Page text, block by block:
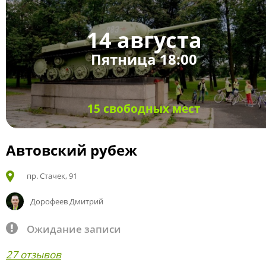
14 августа
Пятница 18:00
15 свободных мест
Автовский рубеж
пр. Стачек, 91
Дорофеев Дмитрий
Ожидание записи
27 отзывов